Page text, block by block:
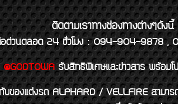
ติดตามเราทางช่องทางต่างๆดังนี้
ด่วนตลอด 24 ชั่วโมง : 094-904-9878 ,
@GODTOWA รับสิทธิพิเศษและข่าวสาร พร้อมโ
ของแต่งรถ ALPHARD / VELLFIRE สามาร